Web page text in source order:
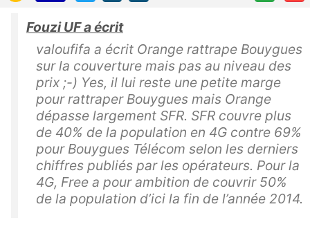
Fouzi UF a écrit
valoufifa a écrit Orange rattrape Bouygues
sur la couverture mais pas au niveau des
prix ;-) Yes, il lui reste une petite marge
pour rattraper Bouygues mais Orange
dépasse largement SFR. SFR couvre plus
de 40% de la population en 4G contre 69%
pour Bouygues Télécom selon les derniers
chiffres publiés par les opérateurs. Pour la
4G, Free a pour ambition de couvrir 50%
de la population d’ici la fin de l’année 2014.